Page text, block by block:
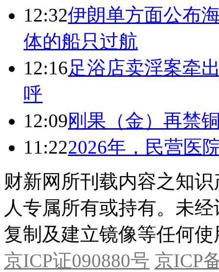
12:32伊朗单方面公布
体的船只过航
12:16足浴店卖淫案牵
呼
12:09刚果（金）再禁
11:222026年，民营医
财新网所刊载内容之知
人专属所有或持有。未
复制及建立镜像等任何使
京ICP证090880号 京ICP